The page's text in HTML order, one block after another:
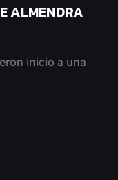
ALMENDRA
inicio a una